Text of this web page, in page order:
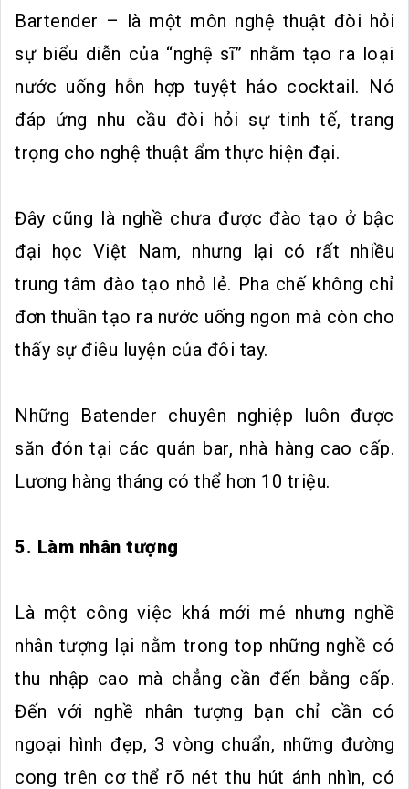
Bartender – là một môn nghệ thuật đòi hỏi
sự biểu diễn của “nghệ sĩ” nhằm tạo ra loại
nước uống hỗn hợp tuyệt hảo cocktail. Nó
đáp ứng nhu cầu đòi hỏi sự tinh tế, trang
trọng cho nghệ thuật ẩm thực hiện đại.
Đây cũng là nghề chưa được đào tạo ở bậc
đại học Việt Nam, nhưng lại có rất nhiều
trung tâm đào tạo nhỏ lẻ. Pha chế không chỉ
đơn thuần tạo ra nước uống ngon mà còn cho
thấy sự điêu luyện của đôi tay.
Những Batender chuyên nghiệp luôn được
săn đón tại các quán bar, nhà hàng cao cấp.
Lương hàng tháng có thể hơn 10 triệu.
5. Làm nhân tượng
Là một công việc khá mới mẻ nhưng nghề
nhân tượng lại nằm trong top những nghề có
thu nhập cao mà chẳng cần đến bằng cấp.
Đến với nghề nhân tượng bạn chỉ cần có
ngoại hình đẹp, 3 vòng chuẩn, những đường
cong trên cơ thể rõ nét thu hút ánh nhìn, có